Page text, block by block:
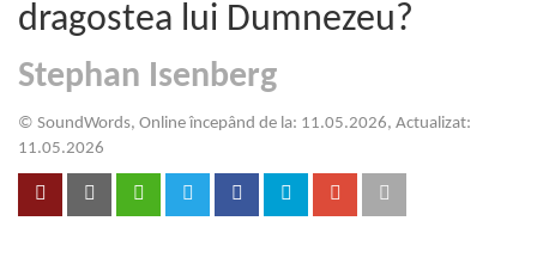
dragostea lui Dumnezeu?
Stephan Isenberg
© SoundWords, Online începând de la: 11.05.2026, Actualizat:
11.05.2026